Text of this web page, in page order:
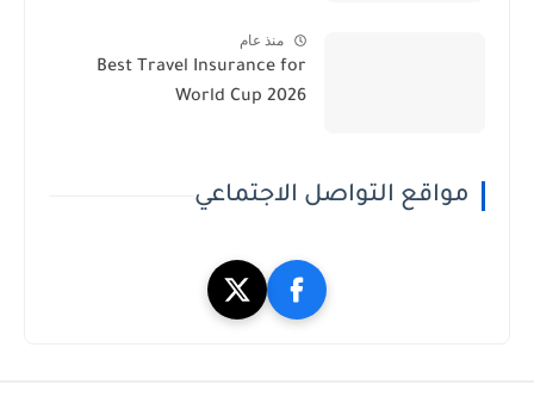
منذ عام
Best Travel Insurance for
World Cup 2026
مواقع التواصل الاجتماعي